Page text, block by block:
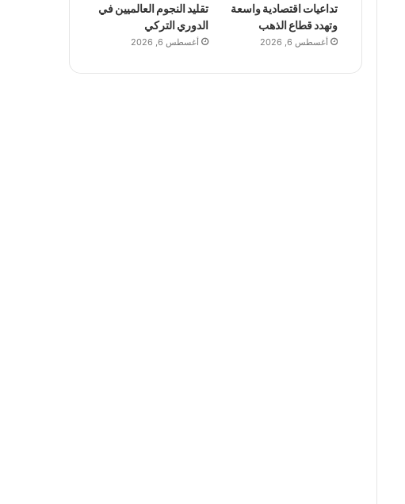
تداعيات اقتصادية واسعة
وتهدد قطاع الذهب
أغسطس 6, 2026
تقليد النجوم العالميين في
الدوري التركي
أغسطس 6, 2026